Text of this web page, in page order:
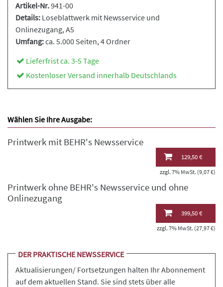
Artikel-Nr.941-00
Details: Loseblattwerk mit Newsservice und
Onlinezugang, A5
Umfang:ca. 5.000 Seiten, 4 Ordner
Lieferfrist ca. 3-5 Tage
Kostenloser Versand innerhalb Deutschlands
Wählen Sie Ihre Ausgabe:
Printwerk mit BEHR's Newsservice
129,50 €
zzgl. 7% MwSt. (9,07 €)
Printwerk ohne BEHR's Newsservice und ohne
Onlinezugang
399,50 €
zzgl. 7% MwSt. (27,97 €)
DER PRAKTISCHE NEWSSERVICE
Aktualisierungen/ Fortsetzungen halten Ihr Abonnement
auf dem aktuellen Stand. Sie sind stets über alle